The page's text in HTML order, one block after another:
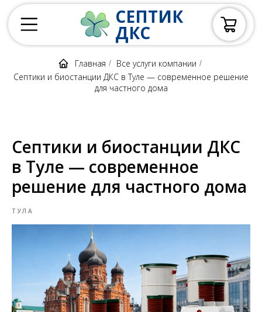
СЕПТИК
ДКС
Главная / Все услуги компании /
Септики и биостанции ДКС в Туле — современное решение
для частного дома
Септики и биостанции ДКС
в Туле — современное
решение для частного дома
ТУЛА